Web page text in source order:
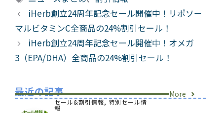
ゴ
リ
ー
グ
iHerb創立24周年記念セール開催中！リポソー
マルビタミンC全商品の24%割引セール！
iHerb創立24周年記念セール開催中！オメガ
3（EPA/DHA）全商品の24%割引セール！
最近の記事 More
セール&割引情報, 特別セール情
報